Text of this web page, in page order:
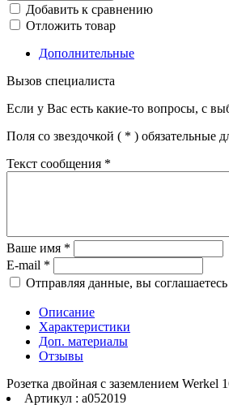
Добавить к сравнению
Отложить товар
Дополнительные
Вызов специалиста
Если у Вас есть какие-то вопросы, с
Поля со звездочкой ( * ) обязательные
Текст сообщения *
Ваше имя *
E-mail *
Отправляя данные, вы соглашаетесь
Описание
Характеристики
Доп. материалы
Отзывы
Розетка двойная с заземлением
Артикул : a052019